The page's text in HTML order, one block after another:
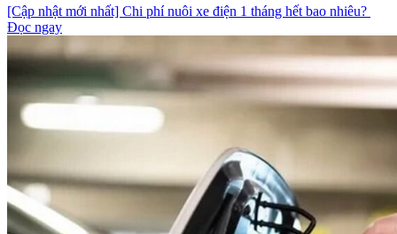
[Cập nhật mới nhất] Chi phí nuôi xe điện 1 tháng hết bao nhiêu?
Đọc ngay